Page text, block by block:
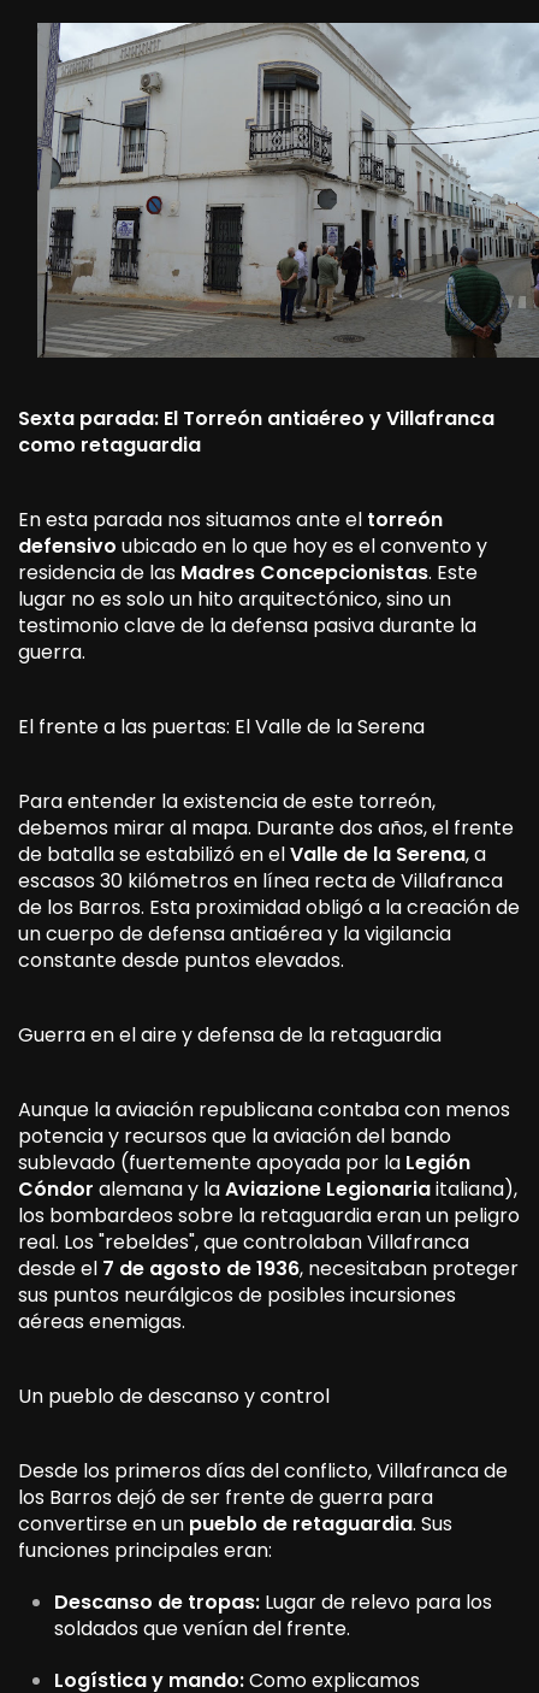
Sexta parada: El Torreón antiaéreo y Villafranca
como retaguardia
En esta parada nos situamos ante el torreón
defensivo ubicado en lo que hoy es el convento y
residencia de las Madres Concepcionistas. Este
lugar no es solo un hito arquitectónico, sino un
testimonio clave de la defensa pasiva durante la
guerra.
El frente a las puertas: El Valle de la Serena
Para entender la existencia de este torreón,
debemos mirar al mapa. Durante dos años, el frente
de batalla se estabilizó en elValle de la Serena, a
escasos 30 kilómetros en línea recta de Villafranca
de los Barros. Esta proximidad obligó a la creación de
un cuerpo de defensa antiaérea y la vigilancia
constante desde puntos elevados.
Guerra en el aire y defensa de la retaguardia
Aunque la aviación republicana contaba con menos
potencia y recursos que la aviación del bando
sublevado (fuertemente apoyada por la Legión
Cóndor alemana y laAviazione Legionariaitaliana),
los bombardeos sobre la retaguardia eran un peligro
real. Los "rebeldes", que controlaban Villafranca
desde el 7 de agosto de 1936, necesitaban proteger
sus puntos neurálgicos de posibles incursiones
aéreas enemigas.
Un pueblo de descanso y control
Desde los primeros días del conflicto, Villafranca de
los Barros dejó de ser frente de guerra para
convertirse en un pueblo de retaguardia. Sus
funciones principales eran:
Descanso de tropas: Lugar de relevo para los
soldados que venían del frente.
Logística y mando:Como explicamos